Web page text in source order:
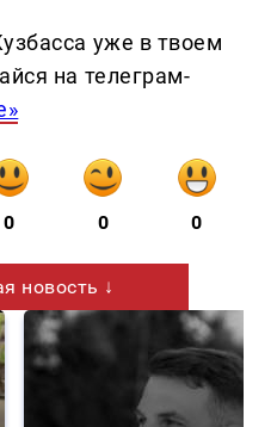
уже в твоем
на телеграм-
0 0 0
новость ↓